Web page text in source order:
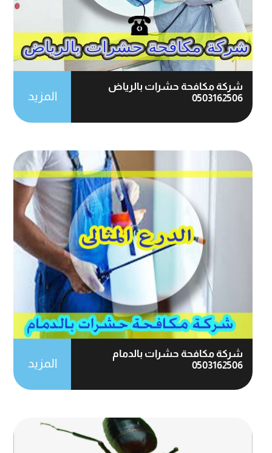
شركة مكافحة حشرات بالرياض
0503162506
المزيد
شركة مكافحة حشرات بالدمام
0503162506
المزيد